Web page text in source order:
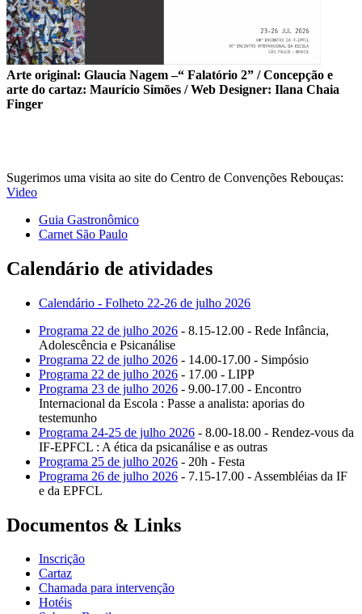
Arte original: Glaucia Nagem –“ Falatório 2” / Concepção e
arte do cartaz: Maurício Simões / Web Designer: Ilana Chaia
Finger
Sugerimos uma visita ao site do Centro de Convenções Rebouças:
Video
Guia Gastronômico
Carnet São Paulo
Calendário de atividades
Calendário - Folheto 22-26 de julho 2026
Programa 22 de julho 2026 - 8.15-12.00 - Rede Infância,
Adolescência e Psicanálise
Programa 22 de julho 2026 - 14.00-17.00 - Simpósio
Programa 22 de julho 2026 - 17.00 - LIPP
Programa 23 de julho 2026 - 9.00-17.00 - Encontro
Internacional da Escola : Passe a analista: aporias do
testemunho
Programa 24-25 de julho 2026 - 8.00-18.00 - Rendez-vous da
IF-EPFCL : A ética da psicanálise e as outras
Programa 25 de julho 2026 - 20h - Festa
Programa 26 de julho 2026 - 7.15-17.00 - Assembléias da IF
e da EPFCL
Documentos & Links
Inscrição
Cartaz
Chamada para intervenção
Hotéis